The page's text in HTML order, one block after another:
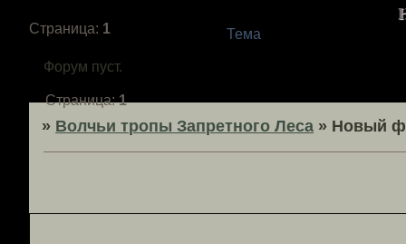
Страница: 1 Тема
Форум пуст.
Страница:1
» Волчьи тропы Запретного Леса » Новый